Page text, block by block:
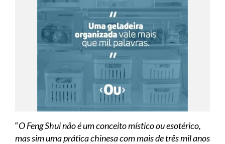
“O Feng Shui não é um conceito místico ou esotérico,
mas sim uma prática chinesa com mais de três mil anos